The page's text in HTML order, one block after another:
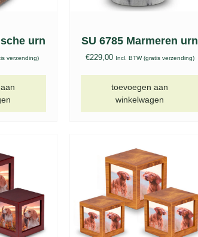
urn
verzending)
SU 6785 Marmeren urn
€229,00 Incl. BTW (gratis verzending)
toevoegen aan
winkelwagen